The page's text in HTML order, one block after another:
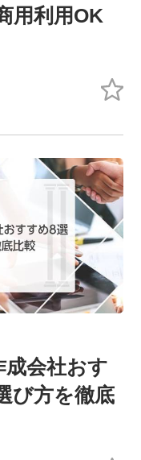
用利用OK
成会社おす
び方を徹底